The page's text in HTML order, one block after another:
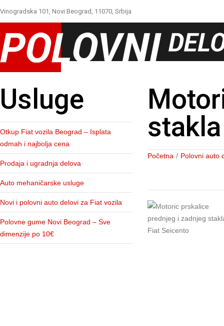
Vinogradska 101, Novi Beograd, 11070, Srbija
Usluge
Otkup Fiat vozila Beograd – Isplata
odmah i najbolja cena
Prodaja i ugradnja delova
Auto mehaničarske usluge
Novi i polovni auto delovi za Fiat vozila
Polovne gume Novi Beograd – Sve
dimenzije po 10€
Početna / Polovni auto